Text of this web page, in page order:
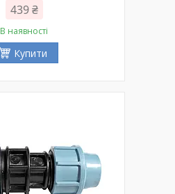
439 ₴
В наявності
Купити